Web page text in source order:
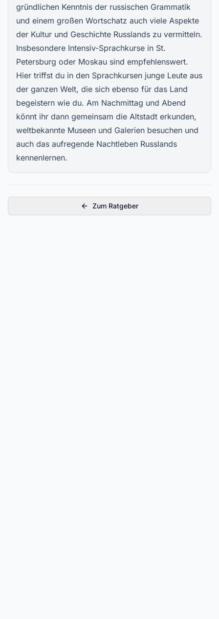
gründlichen Kenntnis der russischen Grammatik
und einem großen Wortschatz auch viele Aspekte
der Kultur und Geschichte Russlands zu vermitteln.
Insbesondere Intensiv-Sprachkurse in St.
Petersburg oder Moskau sind empfehlenswert.
Hier triffst du in den Sprachkursen junge Leute aus
der ganzen Welt, die sich ebenso für das Land
begeistern wie du. Am Nachmittag und Abend
könnt ihr dann gemeinsam die Altstadt erkunden,
weltbekannte Museen und Galerien besuchen und
auch das aufregende Nachtleben Russlands
kennenlernen.
Zum Ratgeber